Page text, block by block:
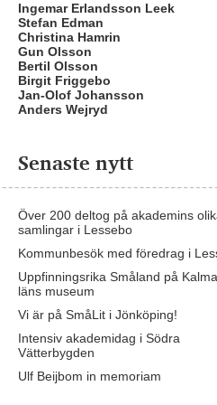
Ingemar Erlandsson Leek
Stefan Edman
Christina Hamrin
Gun Olsson
Bertil Olsson
Birgit Friggebo
Jan-Olof Johansson
Anders Wejryd
Senaste nytt
Över 200 deltog på akademins
samlingar i Lessebo
Kommunbesök med föredrag i
Uppfinningsrika Småland på
läns museum
Vi är på SmåLit i Jönköping!
Intensiv akademidag i Södra
Vätterbygden
Ulf Beijbom in memoriam